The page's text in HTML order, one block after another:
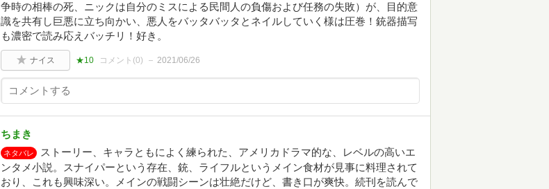
争時の相棒の死、ニックは自分のミスによる民間人の負傷および任務の失敗）が、目的意
識を共有し巨悪に立ち向かい、悪人をバッタバッタとネイルしていく様は圧巻！銃器描写
も濃密で読み応えバッチリ！好き。
ナイス ★10 コメント(0) 2021/06/26
ちまき
ネタバレ
ストーリー、キャラともによく練られた、アメリカドラマ的な、レベルの高いエ
ンタメ小説。スナイパーという存在、銃、ライフルというメイン食材が見事に料理されて
おり、これも興味深い。メインの戦闘シーンは壮絶だけど、書き口が爽快。続刊を読んで